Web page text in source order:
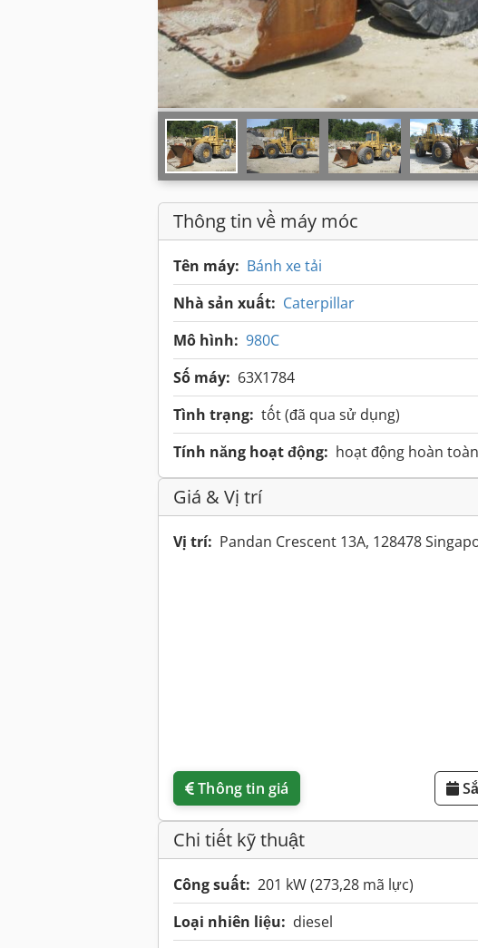
Thông tin về máy móc
Tên máy: Bánh xe tải
Nhà sản xuất: Caterpillar
Mô hình: 980C
Số máy: 63X1784
Tình trạng: tốt (đã qua sử dụng)
Tính năng hoạt động: hoạt động hoàn toàn
Giá & Vị trí
Vị trí: Pandan Crescent 13A, 128478
Thông tin giá
Chi tiết kỹ thuật
Công suất: 201 kW (273,28 mã lực)
Loại nhiên liệu: diesel